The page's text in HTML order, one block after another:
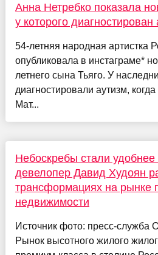
Анна Нетребко показала
у которого диагностирован
54-летняя народная артистка
опубликовала в инстаграме*
летнего сына Тьяго. У
диагностировали аутизм,
Мат...
Небоскребы стали удобнее
девелопер Давид Худоян
трансформациях на рынке
недвижимости
Источник фото: пресс-служба
Рынок высотного жилого